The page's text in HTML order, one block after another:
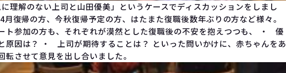
のない上司と山田優美」というケースでディスカッションをしまし
復帰の方、今秋復帰予定の方、はたまた復職後数年ぶりの方など様々。
ト参加の方も、それぞれが漠然とした復職後の不安を抱えつつも、 ・ 優
原因は？ ・ 上司が期待することは？ といった問いかけに、赤ちゃんをあ
させて意見を出し合いました。